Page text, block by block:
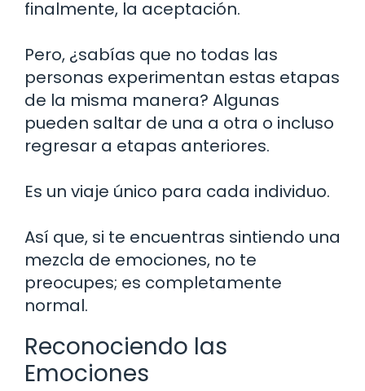
finalmente, la aceptación.
Pero, ¿sabías que no todas las
personas experimentan estas etapas
de la misma manera? Algunas
pueden saltar de una a otra o incluso
regresar a etapas anteriores.
Es un viaje único para cada individuo.
Así que, si te encuentras sintiendo una
mezcla de emociones, no te
preocupes; es completamente
normal.
Reconociendo las
Emociones